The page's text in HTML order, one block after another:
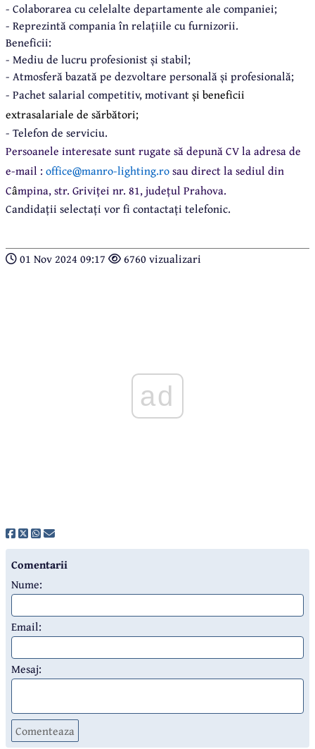
- Colaborarea cu celelalte departamente ale companiei;
- Reprezintă compania în relațiile cu furnizorii.
Beneficii:
- Mediu de lucru profesionist și stabil;
- Atmosferă bazată pe dezvoltare personală și profesională;
- Pachet salarial competitiv, motivantși beneficii
extrasalariale de sărbători;
- Telefon de serviciu.
Persoanele interesate sunt rugate să depună CV la adresa de
e-mail : office@manro-lighting.rosau direct la sediul din
Câmpina, str. Griviței nr. 81, județul Prahova.
Candidații selectați vor fi contactați telefonic.
01 Nov 2024 09:17 6760 vizualizari
ad
Comentarii
Nume:
Email:
Mesaj:
Comenteaza